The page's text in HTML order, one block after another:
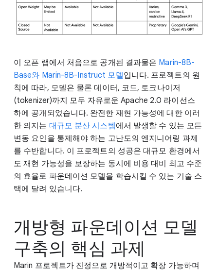
이 오픈 랩에서 처음으로 공개된 결과물은 Marin-8B-
Base와 Marin-8B-Instruct 모델입니다. 프로젝트의 원
칙에 따라, 모델은 물론 데이터, 코드, 토크나이저
(tokenizer)까지 모두 자유로운 Apache 2.0 라이선스
하에 공개되었습니다. 완전한 재현 가능성에 대한 이러
한 의지는 대규모 분산 시스템에서 발생할 수 있는 모든
변동 요인을 통제해야 하는 고난도의 엔지니어링 과제
를 수반합니다. 이 프로젝트의 성공은 대규모 환경에서
도 재현 가능성을 보장하는 동시에 비용 대비 최고 수준
의 효율로 파운데이션 모델을 학습시킬 수 있는 기술 스
택에 달려 있습니다.
개방형 파운데이션 모델
구축의 핵심 과제
Marin 프로젝트가 진정으로 개방적이고 확장 가능하며